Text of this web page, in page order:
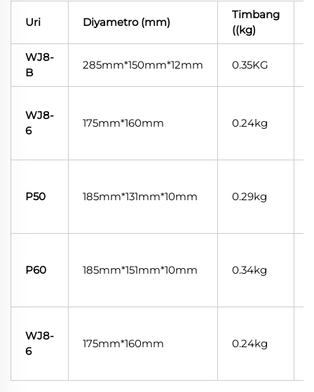
Uri Diyametro (mm)
Timbang
((kg)
WJ8-
B
285mm*150mm*12mm 0.35KG
WJ8-
6
175mm*160mm 0.24kg
P50 185mm*131mm*10mm 0.29kg
P60 185mm*151mm*10mm 0.34kg
WJ8-
6
175mm*160mm 0.24kg